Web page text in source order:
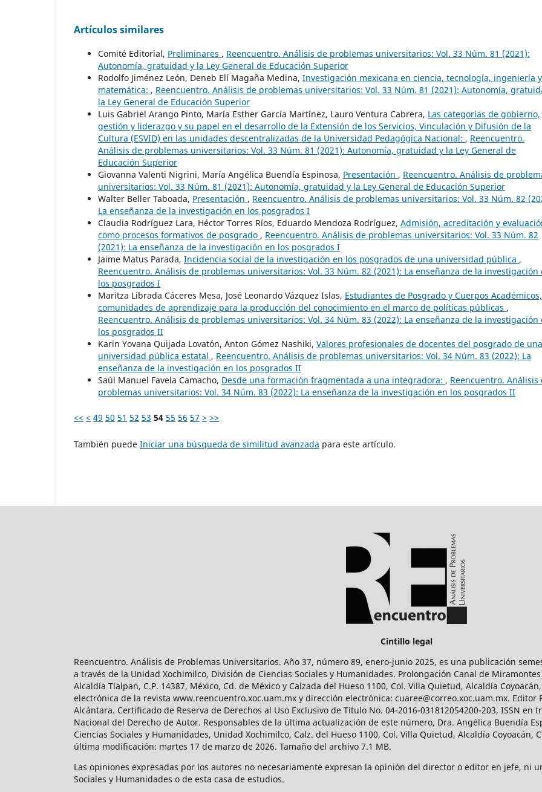
Artículos similares
Comité Editorial, Preliminares , Reencuentro. Análisis de problemas universitarios: Vol. 33 Núm. 81 (2021):
Autonomía, gratuidad y la Ley General de Educación Superior
Rodolfo Jiménez León, Deneb Elí Magaña Medina, Investigación mexicana en ciencia, tecnología, ingeniería y
matemática: , Reencuentro. Análisis de problemas universitarios: Vol. 33 Núm. 81 (2021): Autonomía,
la Ley General de Educación Superior
Luis Gabriel Arango Pinto, María Esther García Martínez, Lauro Ventura Cabrera, Las categorías de gobierno,
gestión y liderazgo y su papel en el desarrollo de la Extensión de los Servicios, Vinculación y Difusión de la
Cultura (ESVID) en las unidades descentralizadas de la Universidad Pedagógica Nacional: , Reencuentro.
Análisis de problemas universitarios: Vol. 33 Núm. 81 (2021): Autonomía, gratuidad y la Ley General de
Educación Superior
Giovanna Valenti Nigrini, María Angélica Buendía Espinosa, Presentación , Reencuentro. Análisis de
universitarios: Vol. 33 Núm. 81 (2021): Autonomía, gratuidad y la Ley General de Educación Superior
Walter Beller Taboada, Presentación , Reencuentro. Análisis de problemas universitarios: Vol. 33 Núm. 82
La enseñanza de la investigación en los posgrados I
Claudia Rodríguez Lara, Héctor Torres Ríos, Eduardo Mendoza Rodríguez, Admisión, acreditación y
como procesos formativos de posgrado , Reencuentro. Análisis de problemas universitarios: Vol. 33 Núm. 82
(2021): La enseñanza de la investigación en los posgrados I
Jaime Matus Parada, Incidencia social de la investigación en los posgrados de una universidad pública ,
Reencuentro. Análisis de problemas universitarios: Vol. 33 Núm. 82 (2021): La enseñanza de la investigación
los posgrados I
Maritza Librada Cáceres Mesa, José Leonardo Vázquez Islas, Estudiantes de Posgrado y Cuerpos Académicos,
comunidades de aprendizaje para la producción del conocimiento en el marco de políticas públicas ,
Reencuentro. Análisis de problemas universitarios: Vol. 34 Núm. 83 (2022): La enseñanza de la investigación
los posgrados II
Karin Yovana Quijada Lovatón, Anton Gómez Nashiki, Valores profesionales de docentes del posgrado de una
universidad pública estatal , Reencuentro. Análisis de problemas universitarios: Vol. 34 Núm. 83 (2022): La
enseñanza de la investigación en los posgrados II
Saúl Manuel Favela Camacho, Desde una formación fragmentada a una integradora: , Reencuentro. Análisis
problemas universitarios: Vol. 34 Núm. 83 (2022): La enseñanza de la investigación en los posgrados II
<< < 49 50 51 52 53 54 55 56 57 > >>
También puede Iniciar una búsqueda de similitud avanzada para este artículo.
Cintillo legal
Reencuentro. Análisis de Problemas Universitarios. Año 37, número 89, enero-junio 2025, es una publicación
a través de la Unidad Xochimilco, División de Ciencias Sociales y Humanidades. Prolongación Canal de Miramontes
Alcaldía Tlalpan, C.P. 14387, México, Cd. de México y Calzada del Hueso 1100, Col. Villa Quietud, Alcaldía
electrónica de la revista www.reencuentro.xoc.uam.mx y dirección electrónica: cuaree@correo.xoc.uam.mx. Editor
Alcántara. Certificado de Reserva de Derechos al Uso Exclusivo de Título No. 04-2016-031812054200-203, ISSN
Nacional del Derecho de Autor. Responsables de la última actualización de este número, Dra. Angélica Buendía
Ciencias Sociales y Humanidades, Unidad Xochimilco, Calz. del Hueso 1100, Col. Villa Quietud, Alcaldía Coyoacán,
última modificación: martes 17 de marzo de 2026. Tamaño del archivo 7.1 MB.
Las opiniones expresadas por los autores no necesariamente expresan la opinión del director o editor en jefe, ni
Sociales y Humanidades o de esta casa de estudios.